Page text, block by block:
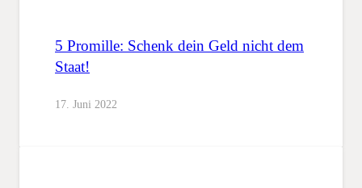
5 Promille: Schenk dein Geld nicht dem
Staat!
17. Juni 2022